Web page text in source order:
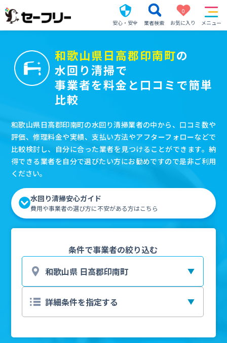
安心・安全 業者検索
0
お気に入り
メニュー
和歌山県日高郡印南町の
水回り清掃で
事業者を料金と口コミで簡単
比較
和歌山県日高郡印南町の水回り清掃業者の中から、口コミ数や
評価、修理料金や実績、支払い方法やアフターフォローなどで
比較検討し、自分に合った業者を見つけることができます。納
得できる業者を自分で選びたい方にお勧めですので是非ご利用
ください。
水回り清掃安心ガイド
費用や事業者の選び方に不安がある方はこちら
条件で事業者の絞り込む